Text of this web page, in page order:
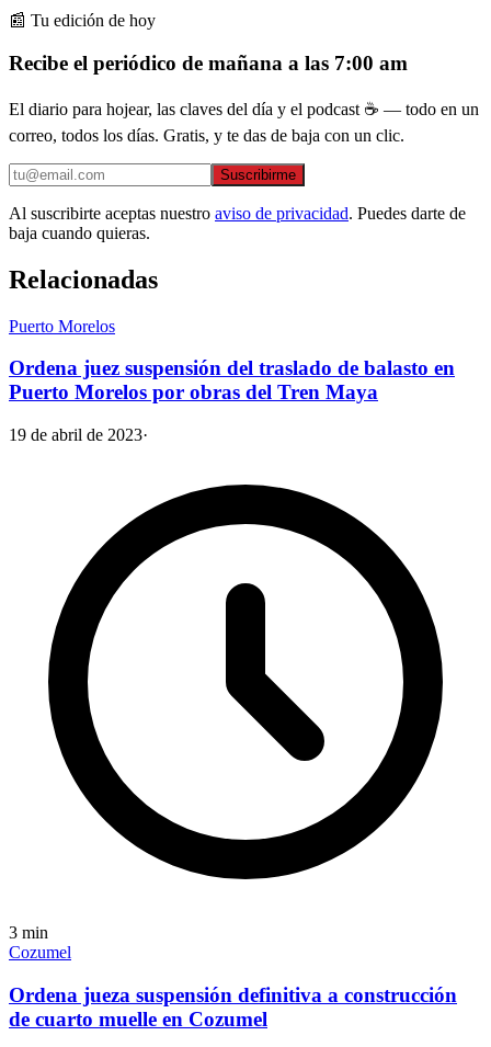
📰 Tu edición de hoy
Recibe el periódico de mañana a las 7:00 am
El diario para hojear, las claves del día y el podcast ☕ — todo en un
correo, todos los días. Gratis, y te das de baja con un clic.
Suscribirme
Al suscribirte aceptas nuestro aviso de privacidad. Puedes darte de
baja cuando quieras.
Relacionadas
Puerto Morelos
Ordena juez suspensión del traslado de balasto en
Puerto Morelos por obras del Tren Maya
19 de abril de 2023·
3 min
Cozumel
Ordena jueza suspensión definitiva a construcción
de cuarto muelle en Cozumel